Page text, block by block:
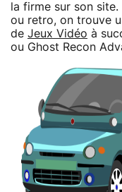
la firme sur son
ou retro, on trouve
de Jeux Vidéo à
ou Ghost Recon